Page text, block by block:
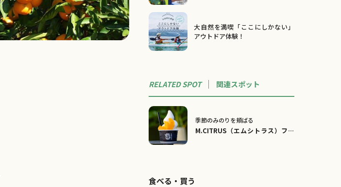
大自然を満喫「ここにしかない」
アウトドア体験！
RELATED SPOT 関連スポット
季節のみのりを頬ばる
M.CITRUS（エムシトラス）フル
食べる・買う